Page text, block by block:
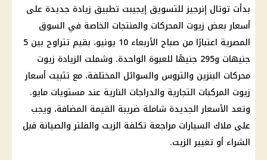
بدأت توتال إنرجيز للتسويق إيجيبت تطبيق زيادة جديدة على
أسعاربعض زيوت المحركات والمنتجات الخاصة في السوق
المصرية
اعتبارًا من صباح الأربعاء 10 يونيو، بقيم تتراوح بين 5
جنيهات و295 جنيهًا للعبوة الواحدة. وشملت الزيادة زيوت
محركات البنزين والتروس والسوائل المختلفة، مع تثبيت أسعار
زيوت المركبات التجارية والدراجات النارية عند مستويات مايو.
وتعد الأسعارالجديدة شاملة ضريبة القيمة المضافة، ويجب
على ملاك السيارات مراجعة تكلفة الزيت والفلتر والصيانة قبل
الشراء أو تغيير الزيت.